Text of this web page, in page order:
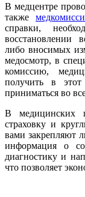
В медцентре
также
справки,
восстановлении
либо вносимых
медосмотр, в
комиссию,
получить в
приниматься во
В медицинских
страховку и
вами закрепляют
информация о
диагностику и
что позволяет